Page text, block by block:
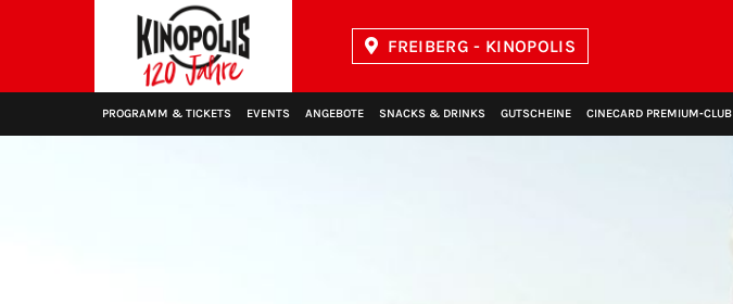
FREIBERG - KINOPOLIS
PROGRAMM & TICKETS EVENTS ANGEBOTE SNACKS & DRINKS GUTSCHEINE CINECARD PREMIUM‑CLUB